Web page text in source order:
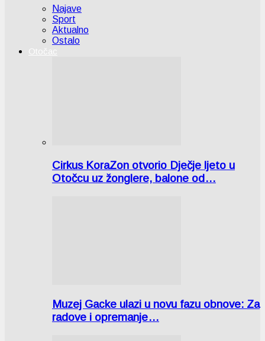
Najave
Sport
Aktualno
Ostalo
Otočac
Cirkus KoraZon otvorio Dječje ljeto u
Otočcu uz žonglere, balone od…
Muzej Gacke ulazi u novu fazu obnove: Za
radove i opremanje…